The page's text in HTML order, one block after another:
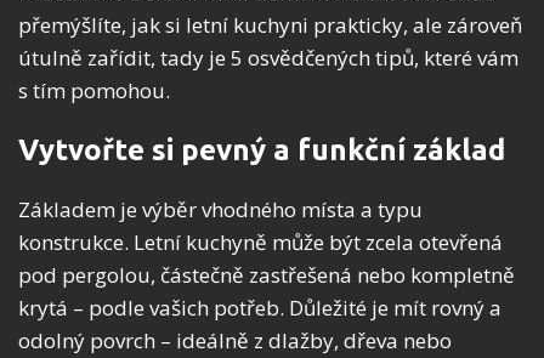
přemýšlíte, jak si letní kuchyni prakticky, ale zároveň
útulně zařídit, tady je 5 osvědčených tipů, které vám
s tím pomohou.
Vytvořte si pevný a funkční základ
Základem je výběr vhodného místa a typu
konstrukce. Letní kuchyně může být zcela otevřená
pod pergolou, částečně zastřešená nebo kompletně
krytá – podle vašich potřeb. Důležité je mít rovný a
odolný povrch – ideálně z dlažby, dřeva nebo